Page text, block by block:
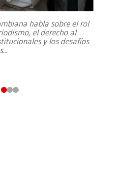
habla sobre el rol
el derecho al
y los desafíos
...